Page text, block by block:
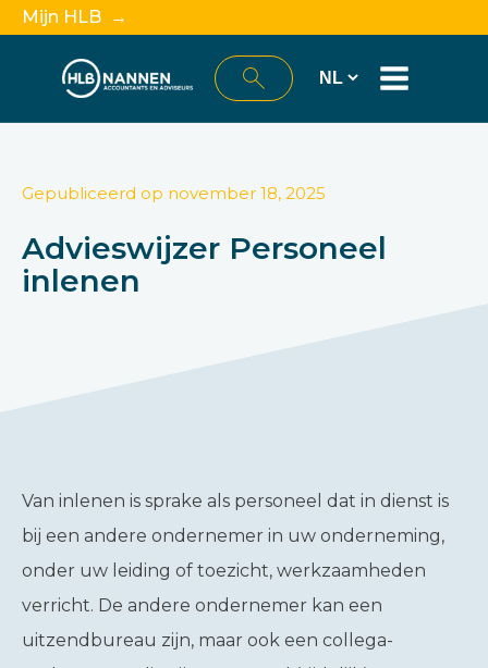
Mijn HLB →
Gepubliceerd op november 18, 2025
Advieswijzer Personeel
inlenen
Van inlenen is sprake als personeel dat in dienst is
bij een andere ondernemer in uw onderneming,
onder uw leiding of toezicht, werkzaamheden
verricht. De andere ondernemer kan een
uitzendbureau zijn, maar ook een collega-